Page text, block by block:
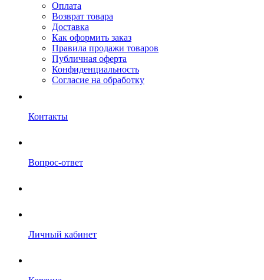
Оплата
Возврат товара
Доставка
Как оформить заказ
Правила продажи товаров
Публичная оферта
Конфиденциальность
Согласие на обработку
Контакты
Вопрос-ответ
Личный кабинет